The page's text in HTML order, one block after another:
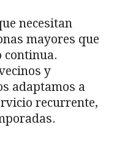
necesitan
mayores que
continua.
y
adaptamos a
recurrente,